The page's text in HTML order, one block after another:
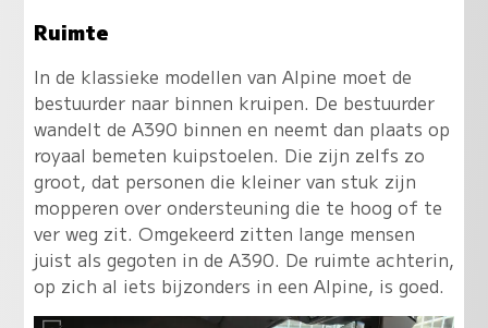
Ruimte
In de klassieke modellen van Alpine moet de
bestuurder naar binnen kruipen. De bestuurder
wandelt de A390 binnen en neemt dan plaats op
royaal bemeten kuipstoelen. Die zijn zelfs zo
groot, dat personen die kleiner van stuk zijn
mopperen over ondersteuning die te hoog of te
ver weg zit. Omgekeerd zitten lange mensen
juist als gegoten in de A390. De ruimte achterin,
op zich al iets bijzonders in een Alpine, is goed.